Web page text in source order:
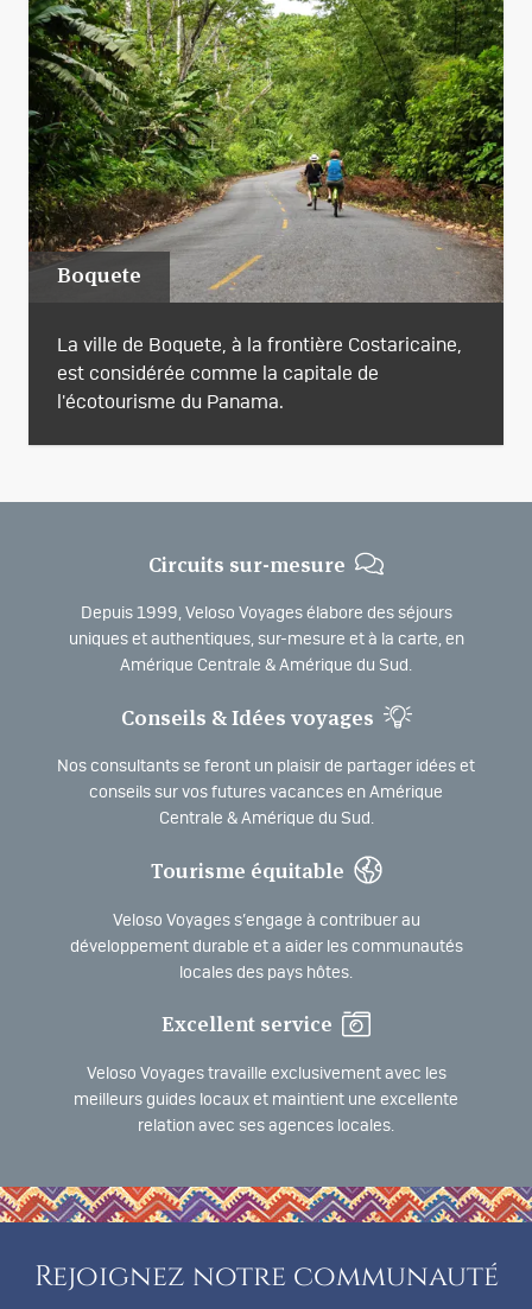
Boquete
La ville de Boquete, à la frontière Costaricaine,
est considérée comme la capitale de
l'écotourisme du Panama.
Circuits sur-mesure
Depuis 1999, Veloso Voyages élabore des séjours
uniques et authentiques, sur-mesure et à la carte, en
Amérique Centrale & Amérique du Sud.
Conseils & Idées voyages
Nos consultants se feront un plaisir de partager idées et
conseils sur vos futures vacances en Amérique
Centrale & Amérique du Sud.
Tourisme équitable
Veloso Voyages s’engage à contribuer au
développement durable et a aider les communautés
locales des pays hôtes.
Excellent service
Veloso Voyages travaille exclusivement avec les
meilleurs guides locaux et maintient une excellente
relation avec ses agences locales.
Rejoignez notre communauté